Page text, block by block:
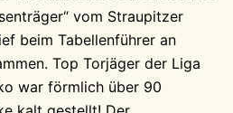
vom Straupitzer
beim Tabellenführer an
Top Torjäger der Liga
war förmlich über 90